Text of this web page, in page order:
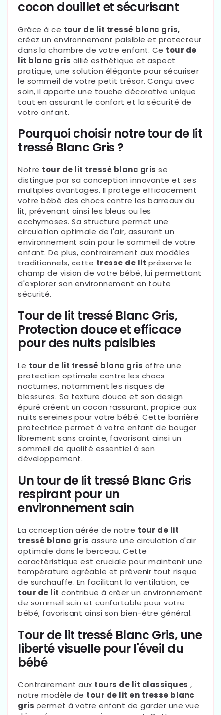
lit
brins
lit
brins
cocon douillet et sécurisant
Grâce à ce tour de lit tressé blanc gris,
créez un environnement paisible et protecteur
dans la chambre de votre enfant. Ce tour de
lit blanc gris allié esthétique et aspect
pratique, une solution élégante pour sécuriser
le sommeil de votre petit trésor. Conçu avec
soin, il apporte une touche décorative unique
tout en assurant le confort et la sécurité de
votre enfant.
Pourquoi choisir notre tour de lit
tressé Blanc Gris ?
Notre tour de lit tressé blanc gris se
distingue par sa conception innovante et ses
multiples avantages. Il protège efficacement
votre bébé des chocs contre les barreaux du
lit, prévenant ainsi les bleus ou les
ecchymoses. Sa structure permet une
circulation optimale de l'air, assurant un
environnement sain pour le sommeil de votre
enfant. De plus, contrairement aux modèles
traditionnels, cette tresse de lit préserve le
champ de vision de votre bébé, lui permettant
d'explorer son environnement en toute
sécurité.
Tour de lit tressé Blanc Gris,
Protection douce et efficace
pour des nuits paisibles
Le tour de lit tressé blanc gris offre une
protection optimale contre les chocs
nocturnes, notamment les risques de
blessures. Sa texture douce et son design
épuré créent un cocon rassurant, propice aux
nuits sereines pour votre bébé. Cette barrière
protectrice permet à votre enfant de bouger
librement sans crainte, favorisant ainsi un
sommeil de qualité essentiel à son
développement.
Un tour de lit tressé Blanc Gris
respirant pour un
environnement sain
La conception aérée de notre tour de lit
tressé blanc gris assure une circulation d'air
optimale dans le berceau. Cette
caractéristique est cruciale pour maintenir une
température agréable et prévenir tout risque
de surchauffe. En facilitant la ventilation, ce
tour de lit contribue à créer un environnement
de sommeil sain et confortable pour votre
bébé, favorisant ainsi son bien-être général.
Tour de lit tressé Blanc Gris, une
liberté visuelle pour l'éveil du
bébé
Contrairement aux tours de lit classiques ,
notre modèle de tour de lit en tresse blanc
gris permet à votre enfant de garder une vue